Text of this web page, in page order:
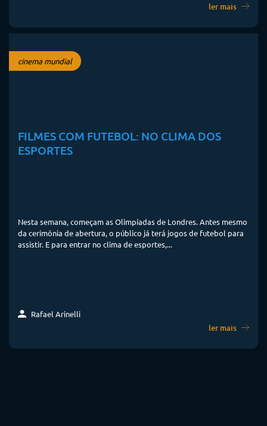
ler mais
cinema mundial
FILMES COM FUTEBOL: NO CLIMA DOS
ESPORTES
Nesta semana, começam as Olimpíadas de Londres. Antes mesmo
da cerimônia de abertura, o público já terá jogos de futebol para
assistir. E para entrar no clima de esportes,...
Rafael Arinelli
ler mais